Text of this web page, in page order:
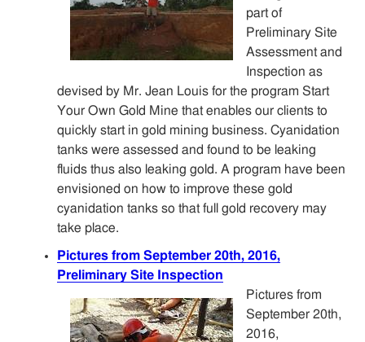
part of
Preliminary Site
Assessment and
Inspection as
devised by Mr. Jean Louis for the program Start
Your Own Gold Mine that enables our clients to
quickly start in gold mining business. Cyanidation
tanks were assessed and found to be leaking
fluids thus also leaking gold. A program have been
envisioned on how to improve these gold
cyanidation tanks so that full gold recovery may
take place.
Pictures from September 20th, 2016,
Preliminary Site Inspection
Pictures from
September 20th,
2016,